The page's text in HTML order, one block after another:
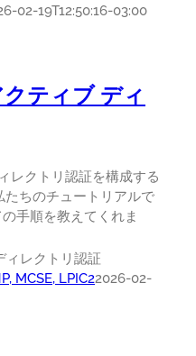
02-19T12:50:16-03:00
ティブ ディ
レクトリ認証を構成する
ちのチュートリアルで
手順を教えてくれま
ィレクトリ認証
MCSE, LPIC22026-02-